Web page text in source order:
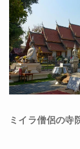
ミイラ僧侶の寺